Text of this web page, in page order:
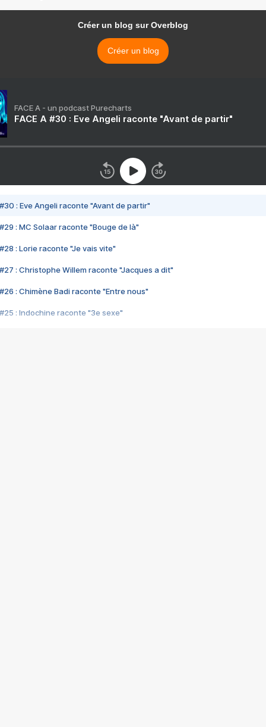
Créer un blog sur Overblog
Créer un blog
FACE A - un podcast Purecharts
FACE A #30 : Eve Angeli raconte "Avant de partir"
#30 : Eve Angeli raconte "Avant de partir"
#29 : MC Solaar raconte "Bouge de là"
#28 : Lorie raconte "Je vais vite"
#27 : Christophe Willem raconte "Jacques a dit"
#26 : Chimène Badi raconte "Entre nous"
#25 : Indochine raconte "3e sexe"